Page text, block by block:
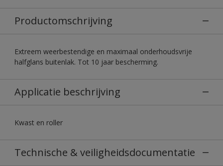
Productomschrijving
Extreem weerbestendige en maximaal onderhoudsvrije
halfglans buitenlak. Tot 10 jaar bescherming.
Applicatie beschrijving
Kwast en roller
Technische & veiligheidsdocumentatie